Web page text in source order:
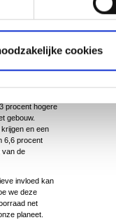
cookies
en een
gebouwen
procent hogere
gebouw.
en een
6,6 procent
van de
invloed kan
we deze
net
planeet.